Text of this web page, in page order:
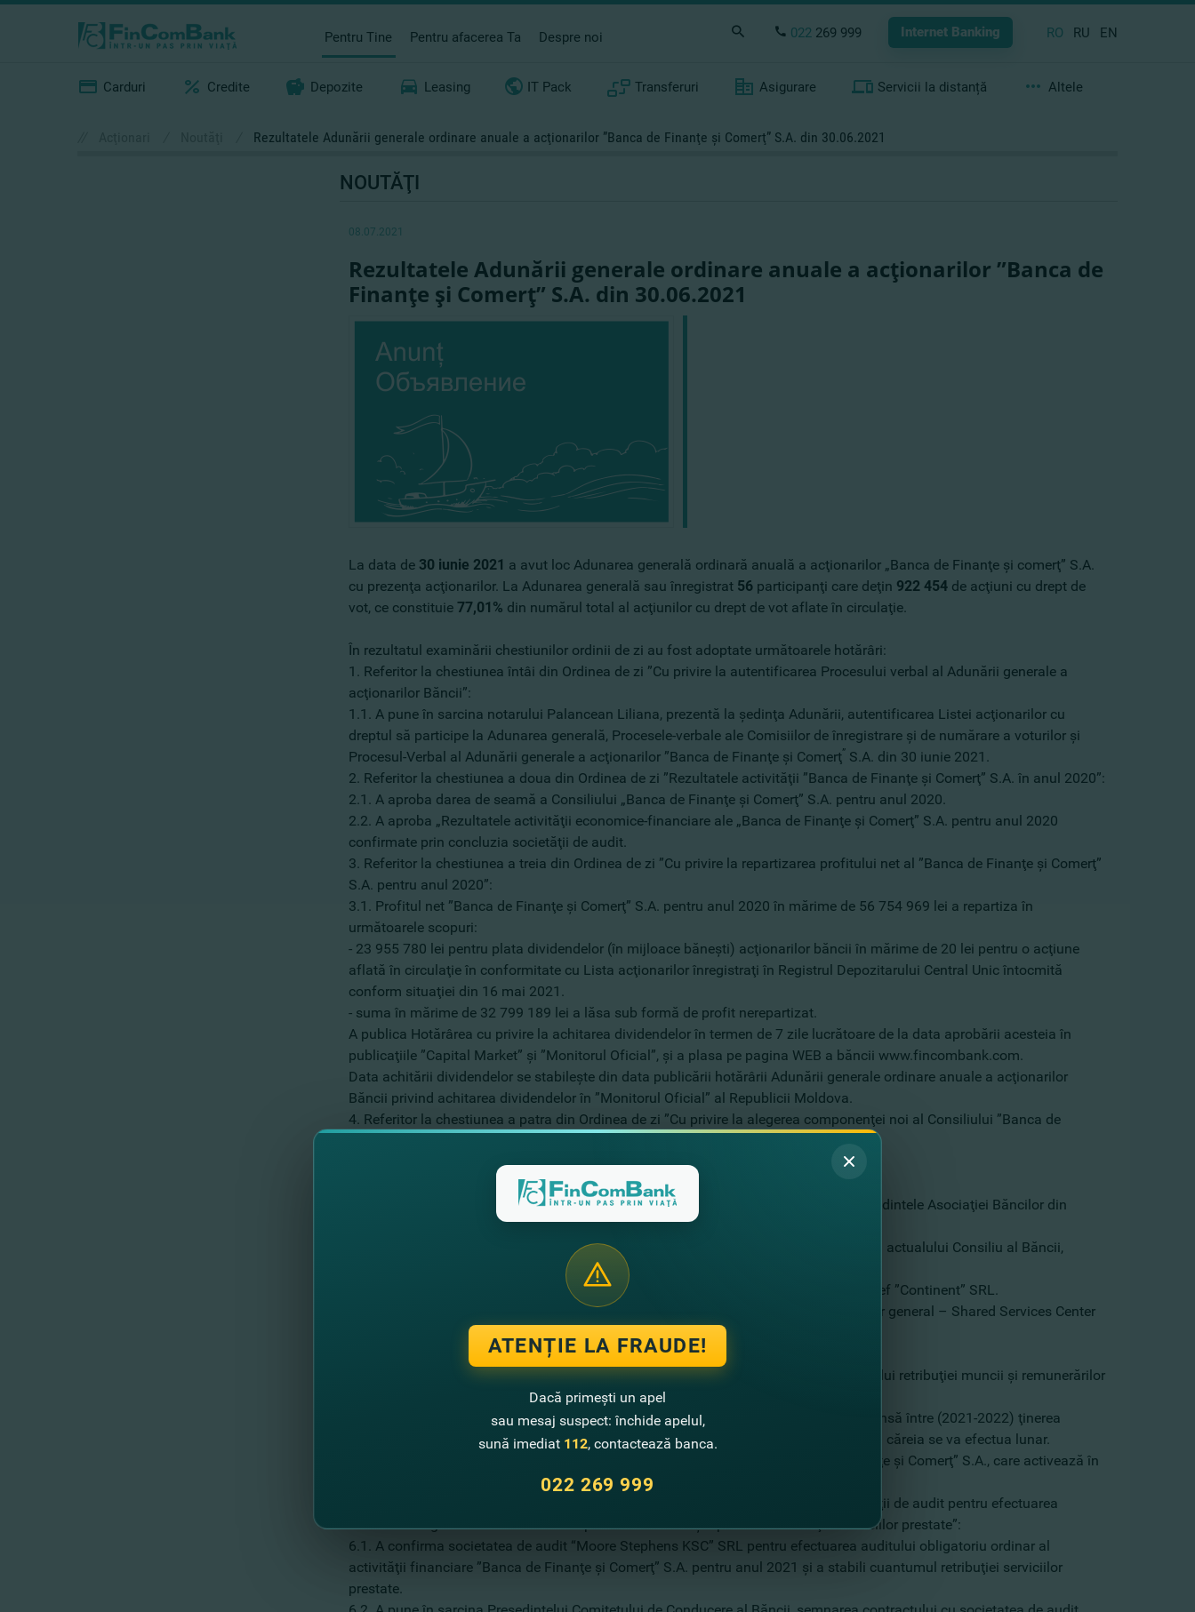
Pentru Tine Pentru afacerea Ta Despre noi 022 269 999 Internet Banking RO RU EN
Carduri Credite Depozite Leasing IT Pack Transferuri Asigurare Servicii la distanță Altele
Rezultatele Adunării generale ordinare anuale a acţionarilor ”Banca de Finanţe şi Comerţ” S.A. din 30.06.2021
NOUTĂŢI
08.07.2021
Rezultatele Adunării generale ordinare anuale a acţionarilor ”Banca de
Finanţe şi Comerţ” S.A. din 30.06.2021
La data de 30 iunie 2021 a avut loc Adunarea generală ordinară anuală a acţionarilor „Banca de Finanţe şi comerţ” S.A.
cu prezenţa acţionarilor. La Adunarea generală sau înregistrat 56 participanţi care deţin 922 454 de acţiuni cu drept de
vot, ce constituie 77,01% din numărul total al acţiunilor cu drept de vot aflate în circulaţie.
În rezultatul examinării chestiunilor ordinii de zi au fost adoptate următoarele hotărâri:
1. Referitor la chestiunea întâi din Ordinea de zi ”Cu privire la autentificarea Procesului verbal al Adunării generale a
acţionarilor Băncii”:
1.1. A pune în sarcina notarului Palancean Liliana, prezentă la şedinţa Adunării, autentificarea Listei acţionarilor cu
dreptul să participe la Adunarea generală, Procesele-verbale ale Comisiilor de înregistrare şi de numărare a voturilor şi
Procesul-Verbal al Adunării generale a acţionarilor ”Banca de Finanţe şi Comerţ” S.A. din 30 iunie 2021.
2. Referitor la chestiunea a doua din Ordinea de zi ”Rezultatele activităţii ”Banca de Finanţe şi Comerţ” S.A. în anul 2020”:
2.1. A aproba darea de seamă a Consiliului „Banca de Finanţe şi Comerţ” S.A. pentru anul 2020.
2.2. A aproba „Rezultatele activităţii economice-financiare ale „Banca de Finanţe şi Comerţ” S.A. pentru anul 2020
confirmate prin concluzia societăţii de audit.
3. Referitor la chestiunea a treia din Ordinea de zi ”Cu privire la repartizarea profitului net al ”Banca de Finanţe şi Comerţ”
S.A. pentru anul 2020”:
3.1. Profitul net ”Banca de Finanţe şi Comerţ” S.A. pentru anul 2020 în mărime de 56 754 969 lei a repartiza în
următoarele scopuri:
- 23 955 780 lei pentru plata dividendelor (în mijloace băneşti) acţionarilor băncii în mărime de 20 lei pentru o acţiune
aflată în circulaţie în conformitate cu Lista acţionarilor înregistraţi în Registrul Depozitarului Central Unic întocmită
conform situaţiei din 16 mai 2021.
- suma în mărime de 32 799 189 lei a lăsa sub formă de profit nerepartizat.
A publica Hotărârea cu privire la achitarea dividendelor în termen de 7 zile lucrătoare de la data aprobării acesteia în
publicaţiile ”Capital Market” şi ”Monitorul Oficial”, şi a plasa pe pagina WEB a băncii www.fincombank.com.
Data achitării dividendelor se stabileşte din data publicării hotărârii Adunării generale ordinare anuale a acţionarilor
Băncii privind achitarea dividendelor în ”Monitorul Oficial” al Republicii Moldova.
4. Referitor la chestiunea a patra din Ordinea de zi ”Cu privire la alegerea componenţei noi al Consiliului ”Banca de
4.1. Adunarea a ales componenţă nouă a Consiliului Băncii:
Hvorostovschii Victor – acţionarul băncii, Preşedintele actualului Consiliu al Băncii.
Dorin Nicolae – acţionarul băncii, Vicepreşedintele actualului Consiliu al Băncii, Preşedintele Asociaţiei Băncilor din
Rudenco Larisa – acţionarul băncii cu o deţinere inferioară celei calificate, membru al actualului Consiliu al Băncii,
Garcavenco Elena – unul din fondatorii ”Continent” SRL acţionar al Băncii, contabil-şef ”Continent” SRL.
Şevcenco Serghei – acţionarul băncii cu o deţinere inferioară celei calificate, Manager general – Shared Services Center
din Grupul KMGI, KMG Rompetrol Services Center.
4.2. În calitate de Preşedinte al Consiliului Băncii а ales pe dl. Hvorostovschii Victor.
5. Referitor la chestiunea a cincea din Ordinea de zi ”Cu privire la stabilirea cuantumului retribuţiei muncii şi remunerărilor
membrilor Consiliului ”Banca de Finanţe şi Comerţ” S.A.”:
5.1. A stabili remunerarea fiecărui membru al Consiliului Băncii pentru perioada cuprinsă între (2021-2022) ţinerea
Adunărilor generale anuale a acţionarilor ”Banca de Finanţe şi Comerţ” S.A., achitarea căreia se va efectua lunar.
5.2. A stabili cuantumul remunerării muncii Preşedintelui Consiliului ”Banca de Finanţe şi Comerţ” S.A., care activează în
6. Referitor la chestiunea a şasea din Ordinea de zi ”Cu privire la confirmarea Societăţii de audit pentru efectuarea
auditului obligatoriu ordinar al Băncii pentru anul 2021 şi aprobarea retribuţiei serviciilor prestate”:
6.1. A confirma societatea de audit “Moore Stephens KSC” SRL pentru efectuarea auditului obligatoriu ordinar al
activităţii financiare ”Banca de Finanţe şi Comerţ” S.A. pentru anul 2021 şi a stabili cuantumul retribuţiei serviciilor
prestate.
ATENȚIE LA FRAUDE!
Dacă primești un apel
sau mesaj suspect: închide apelul,
sună imediat 112, contactează banca.
022 269 999